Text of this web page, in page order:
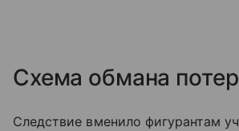
Схема обмана
Следствие вменило фигурантам